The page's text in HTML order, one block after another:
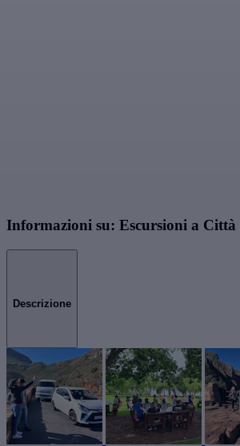
Informazioni su: Escursioni a Città
Descrizione